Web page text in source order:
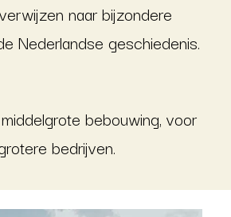
naar bijzondere
Nederlandse geschiedenis.
bebouwing, voor
bedrijven.